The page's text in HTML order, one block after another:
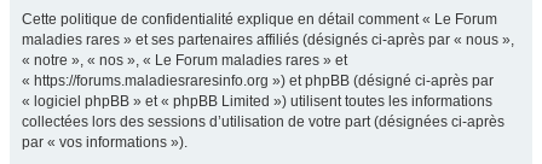
Cette politique de confidentialité explique en détail comment « Le Forum
maladies rares » et ses partenaires affiliés (désignés ci-après par « nous »,
« notre », « nos », « Le Forum maladies rares » et
« https://forums.maladiesraresinfo.org ») et phpBB (désigné ci-après par
« logiciel phpBB » et « phpBB Limited ») utilisent toutes les informations
collectées lors des sessions d’utilisation de votre part (désignées ci-après
par « vos informations »).